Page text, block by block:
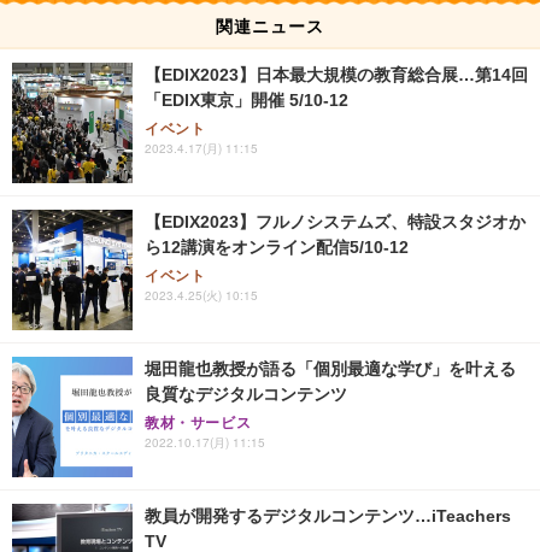
関連ニュース
【EDIX2023】日本最大規模の教育総合展…第14回
「EDIX東京」開催 5/10-12
イベント
2023.4.17(月) 11:15
【EDIX2023】フルノシステムズ、特設スタジオか
ら12講演をオンライン配信5/10-12
イベント
2023.4.25(火) 10:15
堀田龍也教授が語る「個別最適な学び」を叶える
良質なデジタルコンテンツ
教材・サービス
2022.10.17(月) 11:15
教員が開発するデジタルコンテンツ…iTeachers
TV